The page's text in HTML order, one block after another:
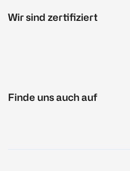
Wir sind zertifiziert
Finde uns auch auf